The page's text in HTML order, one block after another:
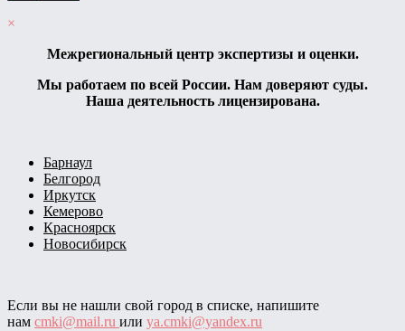
×
Межрегиональный центр экспертизы и оценки.
Мы работаем по всей России. Нам доверяют суды.
Наша деятельность лицензирована.
Барнаул
Белгород
Иркутск
Кемерово
Красноярск
Новосибирск
Если вы не нашли свой город в списке, напишите
нам cmki@mail.ru или ya.cmki@yandex.ru